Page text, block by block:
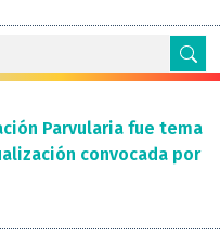
Parvularia fue tema
convocada por